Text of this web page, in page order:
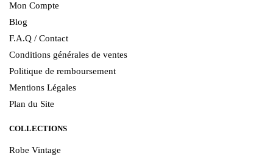
Mon Compte
Blog
F.A.Q / Contact
Conditions générales de ventes
Politique de remboursement
Mentions Légales
Plan du Site
COLLECTIONS
Robe Vintage